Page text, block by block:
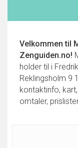
Velkommen til
Zenguiden.no!
holder til i
Reklingsholm 9
kontaktinfo,
omtaler,